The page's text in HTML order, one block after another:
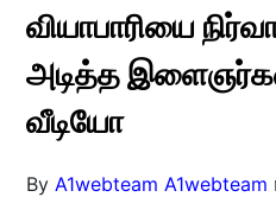
வியாபாரியை
அடித்த
வீடியோ
By A1webteam A1webteam